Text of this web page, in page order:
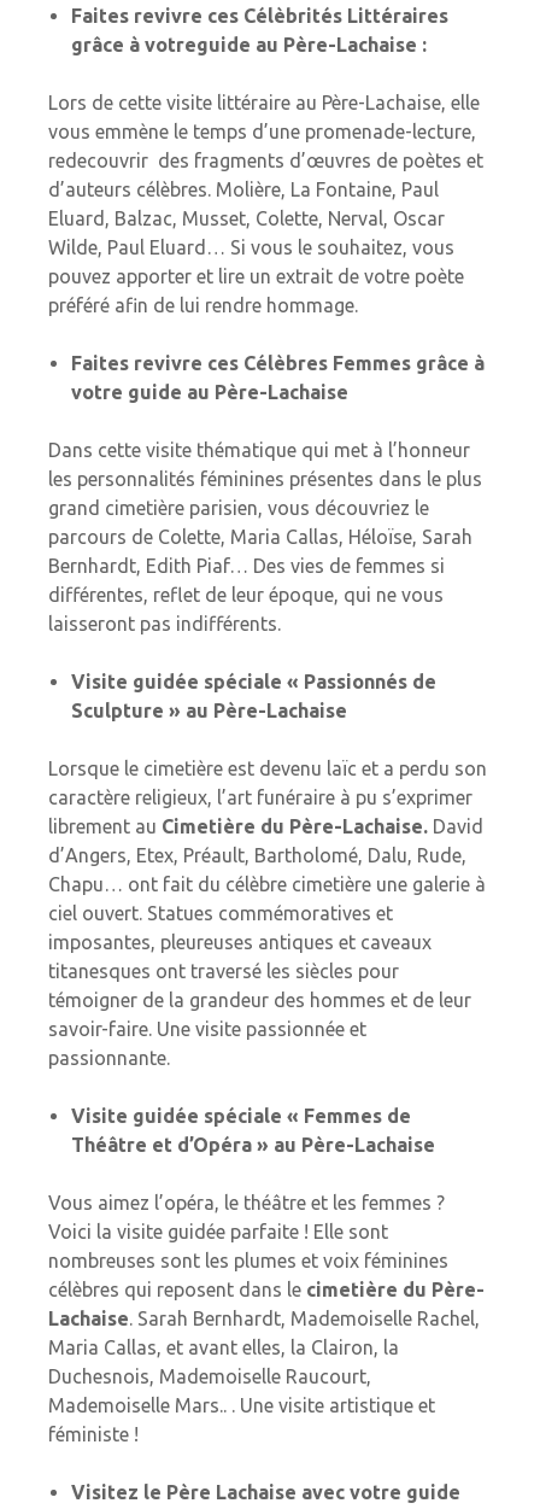
Faites revivre ces Célèbrités Littéraires
grâce à votreguide au Père-Lachaise :
Lors de cette visite littéraire au Père-Lachaise, elle
vous emmène le temps d’une promenade-lecture,
redecouvrir des fragments d’œuvres de poètes et
d’auteurs célèbres. Molière, La Fontaine, Paul
Eluard, Balzac, Musset, Colette, Nerval, Oscar
Wilde, Paul Eluard… Si vous le souhaitez, vous
pouvez apporter et lire un extrait de votre poète
préféré afin de lui rendre hommage.
Faites revivre ces Célèbres Femmes grâce à
votre guide au Père-Lachaise
Dans cette visite thématique qui met à l’honneur
les personnalités féminines présentes dans le plus
grand cimetière parisien, vous découvriez le
parcours de Colette, Maria Callas, Héloïse, Sarah
Bernhardt, Edith Piaf… Des vies de femmes si
différentes, reflet de leur époque, qui ne vous
laisseront pas indifférents.
Visite guidée spéciale « Passionnés de
Sculpture » au Père-Lachaise
Lorsque le cimetière est devenu laïc et a perdu son
caractère religieux, l’art funéraire à pu s’exprimer
librement au Cimetière du Père-Lachaise. David
d’Angers, Etex, Préault, Bartholomé, Dalu, Rude,
Chapu… ont fait du célèbre cimetière une galerie à
ciel ouvert. Statues commémoratives et
imposantes, pleureuses antiques et caveaux
titanesques ont traversé les siècles pour
témoigner de la grandeur des hommes et de leur
savoir-faire. Une visite passionnée et
passionnante.
Visite guidée spéciale « Femmes de
Théâtre et d’Opéra » au Père-Lachaise
Vous aimez l’opéra, le théâtre et les femmes ?
Voici la visite guidée parfaite ! Elle sont
nombreuses sont les plumes et voix féminines
célèbres qui reposent dans le cimetière du Père-
Lachaise. Sarah Bernhardt, Mademoiselle Rachel,
Maria Callas, et avant elles, la Clairon, la
Duchesnois, Mademoiselle Raucourt,
Mademoiselle Mars.. . Une visite artistique et
féministe !
Visitez le Père Lachaise avec votre guide